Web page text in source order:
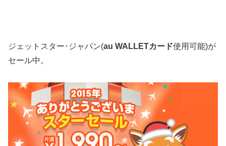
ジェットスター･ジャパン(au WALLETカード使用可能)が
セール中。